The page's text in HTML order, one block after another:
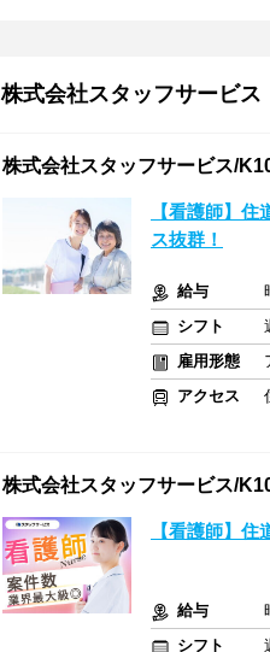
株式会社スタッフサービ
株式会社スタッフサービス/
【看護師】
ス抜群！
給与
シフト
雇用形態
アクセス
株式会社スタッフサービス/
【看護師】
給与
シフト